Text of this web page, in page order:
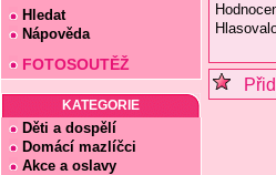
Hledat
Nápověda
FOTOSOUTĚŽ
KATEGORIE
Děti a dospělí
Domácí mazlíčci
Akce a oslavy